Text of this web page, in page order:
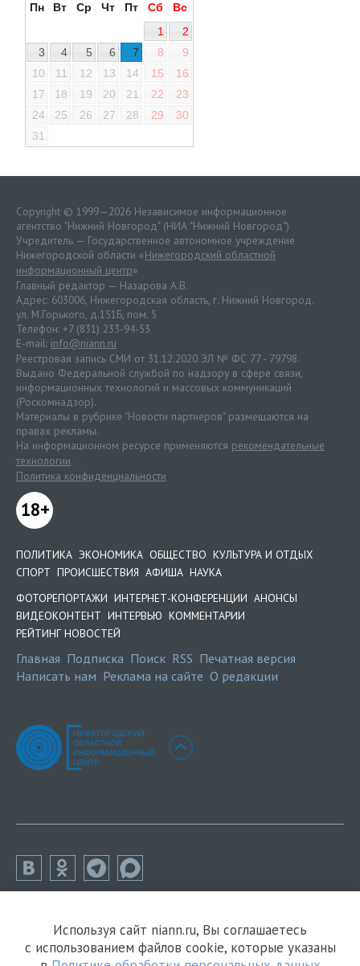
Пн Вт Ср Чт Пт Сб
Вс
1
2
3
4 5 6 7 8
9
10
11 12 13 14 15
16
17
18 19 20 21 22
23
24
25 26 27 28 29
30
31
Copyright © 1999—2026 Независимое информационное
агентство "Нижний Новгород" (НИА "Нижний Новгород")
Учредитель — Государственное автономное учреждение
Нижегородской области «Нижегородский областной
информационный центр»
Главный редактор — Назарова А.В.
Адрес: 603006, Нижегородская область, г. Нижний Новгород.
ул. М.Горького, д.151Б, пом. 5
Телефон: +7 (831) 233-94-53
E-mail: info@niann.ru
Реестровая запись СМИ от 31.12.2020 ЭЛ № ФС 77 - 79798.
Выдано Федеральной службой по надзору в сфере связи,
информационных технологий и массовых коммуникаций
(Роскомнадзор).
Материалы в рубрике "Новости партнеров" размещаются на
правах рекламы.
На информационном ресурсе применяются рекомендательные
технологии.
Политика конфиденциальности
18+
ПОЛИТИКА ЭКОНОМИКА ОБЩЕСТВО КУЛЬТУРА И ОТДЫХ
СПОРТ ПРОИСШЕСТВИЯ АФИША НАУКА
ФОТОРЕПОРТАЖИ ИНТЕРНЕТ-КОНФЕРЕНЦИИ АНОНСЫ
ВИДЕОКОНТЕНТ ИНТЕРВЬЮ КОММЕНТАРИИ
РЕЙТИНГ НОВОСТЕЙ
Главная Подписка Поиск RSS Печатная версия
Написать нам Реклама на сайте О редакции
Используя сайт niann.ru, Вы соглашаетесь
с использованием файлов cookie, которые указаны